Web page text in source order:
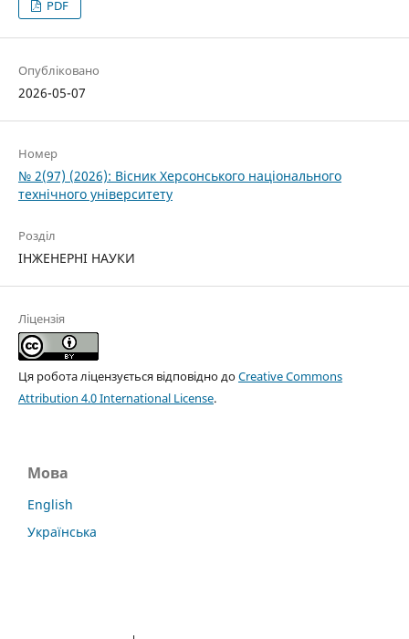
PDF
Опубліковано
2026-05-07
Номер
№ 2(97) (2026): Вісник Херсонського національного
технічного університету
Розділ
ІНЖЕНЕРНІ НАУКИ
Ліцензія
Ця робота ліцензується відповідно доCreative Commons
Attribution 4.0 International License.
Мова
English
Українська